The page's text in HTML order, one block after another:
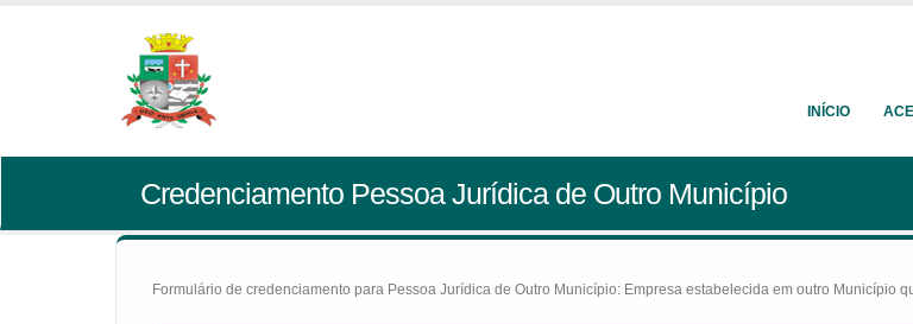
INÍCIO
Credenciamento Pessoa Jurídica de Outro Município
Formulário de credenciamento para Pessoa Jurídica de Outro Município: Empresa estabelecida em outro Município